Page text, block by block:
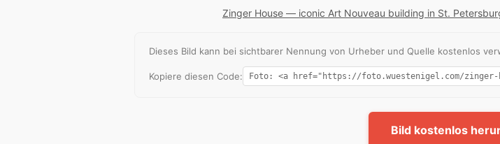
Zinger House — iconic Art Nouveau building in St.
Dieses Bild kann bei sichtbarer Nennung von Urheber und Quelle kostenlos
Kopiere diesen Code:
Bild kostenlos